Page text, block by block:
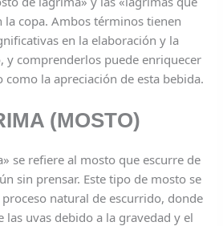
la copa. Ambos términos tienen
en la elaboración y la
y comprenderlos puede enriquecer
la apreciación de esta bebida.
(MOSTO)
se refiere al mosto que escurre de
sin prensar. Este tipo de mosto se
natural de escurrido, donde
las uvas debido a la gravedad y el